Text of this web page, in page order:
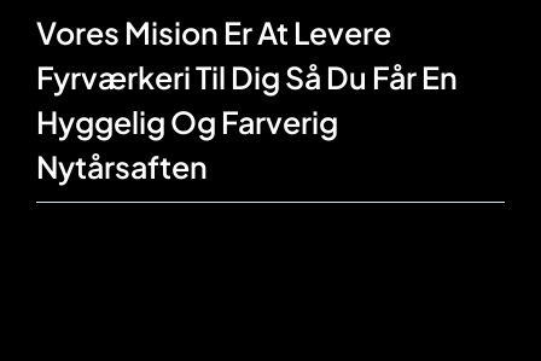
Vores Mision Er At Levere
Fyrværkeri Til Dig Så Du Får En
Hyggelig Og Farverig
Nytårsaften